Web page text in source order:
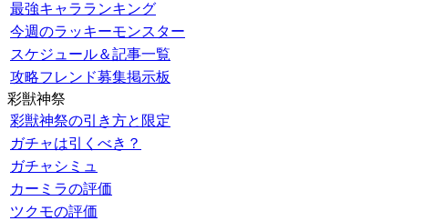
最強キャラランキング
今週のラッキーモンスター
スケジュール＆記事一覧
攻略フレンド募集掲示板
彩獣神祭
彩獣神祭の引き方と限定
ガチャは引くべき？
ガチャシミュ
カーミラの評価
ツクモの評価